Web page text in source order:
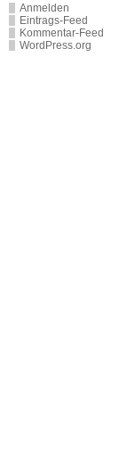
Anmelden
Eintrags-Feed
Kommentar-Feed
WordPress.org